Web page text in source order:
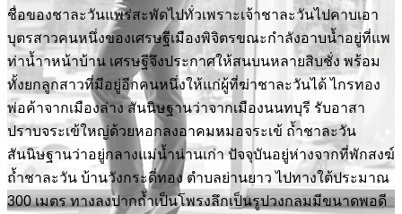
ชื่อของชาละวันแพร่สะพัดไปทั่วเพราะเจ้าชาละวันไปคาบเอา
บุตรสาวคนหนึ่งของเศรษฐีเมืองพิจิตรขณะกำลังอาบน้ำอยู่ที่แพ
ท่าน้ำาหน้าบ้าน เศรษฐีจึงประกาศให้สนบนหลายสิบชั่ง พร้อม
ทั้งยกลูกสาวที่มีอยู่อีกคนหนึ่งให้แก่ผู้ที่ฆ่าชาละวันได้ ไกรทอง
พ่อค้าจากเมืองล่าง สันนิษฐานว่าจากเมืองนนทบุรี รับอาสา
ปราบจระเข้ใหญ่ด้วยหอกลงอาคมหมอจระเข้ ถ้ำชาละวัน
สันนิษฐานว่าอยู่กลางแม่น้ำน่านเก่า ปัจจุบันอยู่ห่างจากที่พักสงฆ์
ถ้ำชาละวัน บ้านวังกระดี่ทอง ตำบลย่านยาว ไปทางใต้ประมาณ
300 เมตร ทางลงปากถ้ำเป็นโพรงลึกเป็นรูปวงกลมมีขนาดพอดี